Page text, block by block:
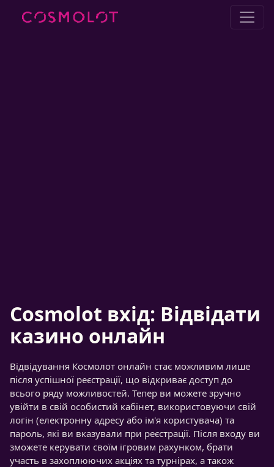
Cosmolot вхід: Відвідати
казино онлайн
Відвідування Космолот онлайн стає можливим лише
після успішної реєстрації, що відкриває доступ до
всього ряду можливостей. Тепер ви можете зручно
увійти в свій особистий кабінет, використовуючи свій
логін (електронну адресу або ім'я користувача) та
пароль, які ви вказували при реєстрації. Після входу ви
зможете керувати своїм ігровим рахунком, брати
участь в захоплюючих акціях та турнірах, а також